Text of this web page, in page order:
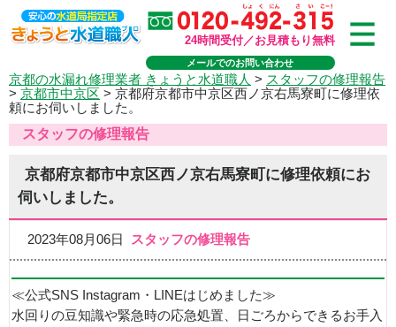
24時間受付／お見積もり無料
メールでのお問い合わせ
京都の水漏れ修理業者 きょうと水道職人 > スタッフの修理報告
> 京都市中京区 > 京都府京都市中京区西ノ京右馬寮町に修理依
頼にお伺いしました。
スタッフの修理報告
京都府京都市中京区西ノ京右馬寮町に修理依頼にお
伺いしました。
2023年08月06日 スタッフの修理報告
≪公式SNS Instagram・LINEはじめました≫
水回りの豆知識や緊急時の応急処置、日ごろからできるお手入